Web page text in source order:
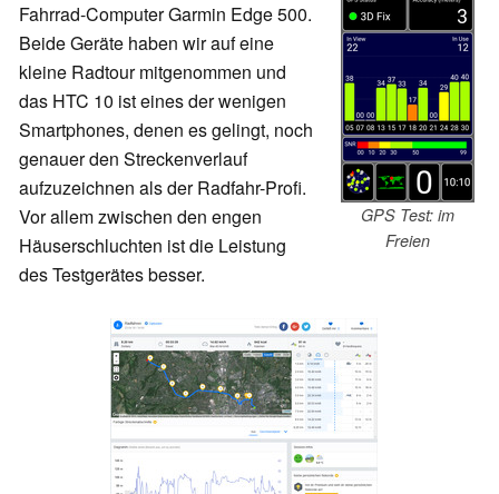
GPS Test: im
Freien
Fahrrad-Computer Garmin Edge 500.
Beide Geräte haben wir auf eine
kleine Radtour mitgenommen und
das HTC 10 ist eines der wenigen
Smartphones, denen es gelingt, noch
genauer den Streckenverlauf
aufzuzeichnen als der Radfahr-Profi.
Vor allem zwischen den engen
Häuserschluchten ist die Leistung
des Testgerätes besser.